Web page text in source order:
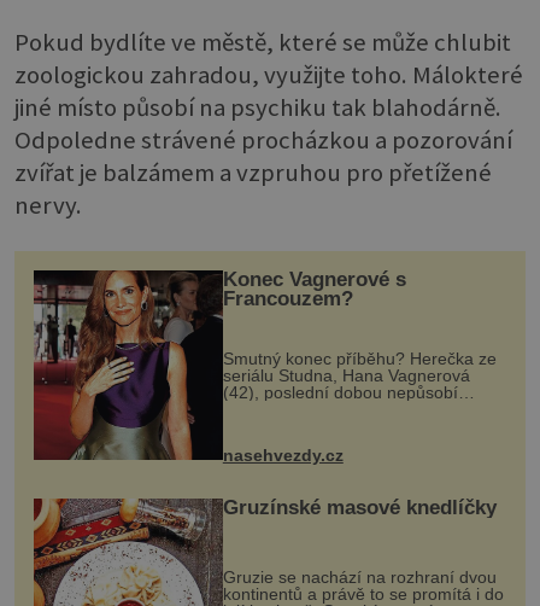
Pokud bydlíte ve městě, které se může chlubit
zoologickou zahradou, využijte toho. Málokteré
jiné místo působí na psychiku tak blahodárně.
Odpoledne strávené procházkou a pozorování
zvířat je balzámem a vzpruhou pro přetížené
nervy.
Konec Vagnerové s
Francouzem?
Smutný konec příběhu? Herečka ze
seriálu Studna, Hana Vagnerová
(42), poslední dobou nepůsobí
nasehvezdy.cz
Gruzínské masové knedlíčky
Gruzie se nachází na rozhraní dvou
kontinentů a právě to se promítá i do